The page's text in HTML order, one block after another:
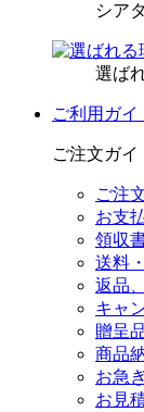
シア
選ば
ご利用ガイ
ご注文ガイ
ご注
お支
領収
送料
返品
キャ
贈呈
商品
お急
お見